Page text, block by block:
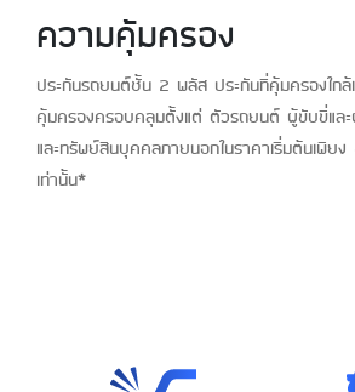
ความคุ้มครอง
ประกันรถยนต์ชั้น 2 พลัส ประกันที่คุ้มครองใกล้
คุ้มครองครอบคลุมตั้งแต่ ตัวรถยนต์ ผู้ขับขี่และ
และทรัพย์สินบุคคลภายนอกในราคาเริ่มต้นเพี
เท่านั้น*